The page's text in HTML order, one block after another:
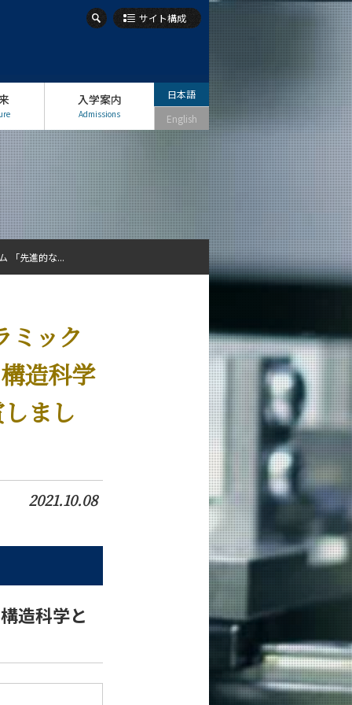
サイト構成
入学案内
Admissions
日本語
English
ミック
造科学
まし
2021.10.08
造科学と
「先進的な...